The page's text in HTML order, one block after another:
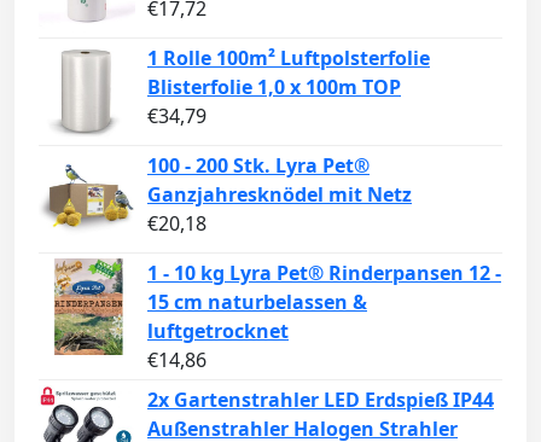
€17,72
1 Rolle 100m² Luftpolsterfolie
Blisterfolie 1,0 x 100m TOP
€34,79
100 - 200 Stk. Lyra Pet®
Ganzjahresknödel mit Netz
€20,18
1 - 10 kg Lyra Pet® Rinderpansen 12 -
15 cm naturbelassen &
luftgetrocknet
€14,86
2x Gartenstrahler LED Erdspieß IP44
Außenstrahler Halogen Strahler